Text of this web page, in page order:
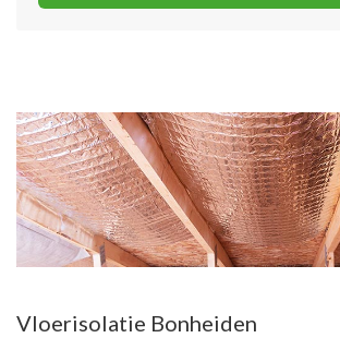
Vloerisolatie Bonheiden